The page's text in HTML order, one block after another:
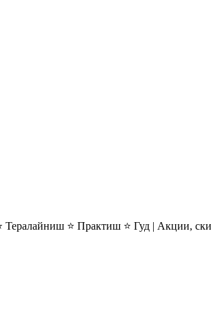
⭐ Практиш ⭐ Гуд | Акции,